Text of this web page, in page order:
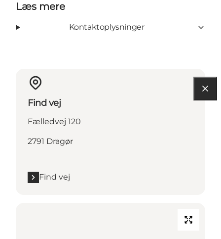
Læs mere
Kontaktoplysninger
Find vej
Fælledvej 120
2791 Dragør
Find vej